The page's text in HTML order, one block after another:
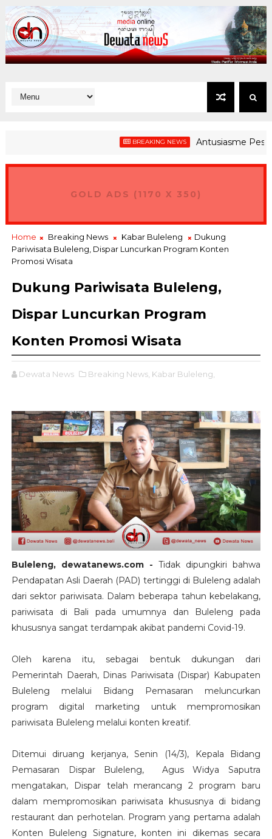
BREAKING NEWS Antusiasme Peserta
GOLD ADS (1170 X 350)
Home Breaking News Kabar Buleleng
Dukung
Pariwisata Buleleng, Dispar Luncurkan Program Konten
Promosi Wisata
Dukung Pariwisata Buleleng,
Dispar Luncurkan Program
Konten Promosi Wisata
Dewata News Breaking News, Kabar Buleleng,
Buleleng, dewatanews.com - Tidak dipungkiri bahwa
Pendapatan Asli Daerah (PAD) tertinggi di Buleleng adalah
dari sektor pariwisata. Dalam beberapa tahun kebelakang,
pariwisata di Bali pada umumnya dan Buleleng pada
khususnya sangat terdampak akibat pandemi Covid-19.
Oleh karena itu, sebagai bentuk dukungan dari
Pemerintah Daerah, Dinas Pariwisata (Dispar) Kabupaten
Buleleng melalui Bidang Pemasaran meluncurkan
program digital marketing untuk mempromosikan
pariwisata Buleleng melalui konten kreatif.
Ditemui diruang kerjanya, Senin (14/3), Kepala Bidang
Pemasaran Dispar Buleleng, Agus Widya Saputra
mengatakan, Dispar telah merancang 2 program baru
dalam mempromosikan pariwisata khususnya di bidang
restaurant dan perhotelan. Program yang pertama adalah
Konten Buleleng Signature, konten ini dikemas secara